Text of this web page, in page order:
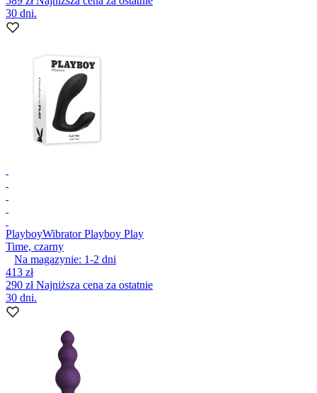
30 dni.
PlayboyWibrator Playboy Play
Time, czarny
Na magazynie: 1-2 dni
413 zł
290 złNajniższa cena za ostatnie
30 dni.